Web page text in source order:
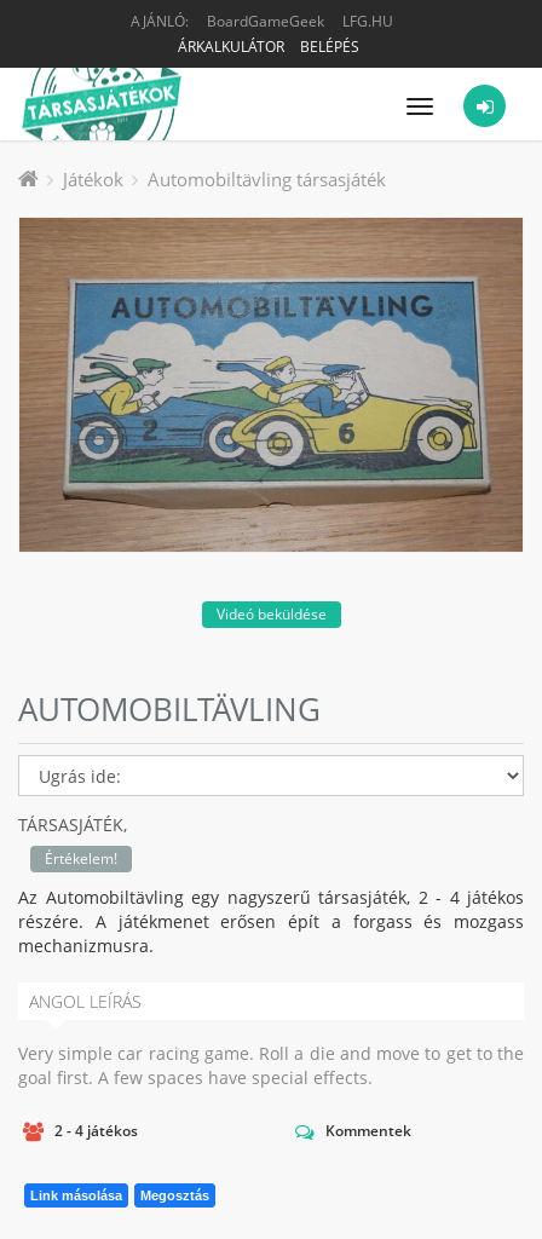
AJÁNLÓ: BoardGameGeek
LFG.HU
ÁRKALKULÁTOR
BELÉPÉS
Menü
Játékok Automobiltävling társasjáték
Videó beküldése
AUTOMOBILTÄVLING
TÁRSASJÁTÉK,
Értékelem!
Az Automobiltävling egy nagyszerű társasjáték, 2 - 4 játékos
részére. A játékmenet erősen épít a forgass és mozgass
mechanizmusra.
ANGOL LEÍRÁS
Very simple car racing game. Roll a die and move to get to the
goal first. A few spaces have special effects.
2 - 4 játékos Kommentek
Link másolása Megosztás